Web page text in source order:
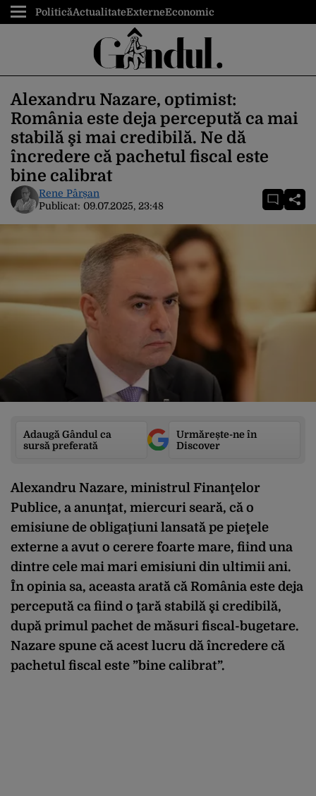
PoliticăActualitateExterneEconomic
Alexandru Nazare, optimist:
România este deja percepută ca mai
stabilă şi mai credibilă. Ne dă
încredere că pachetul fiscal este
bine calibrat
Rene Pârșan
Publicat: 09.07.2025, 23:48
Adaugă Gândul ca
sursă preferată
Urmărește-ne în
Discover
Alexandru Nazare, ministrul Finanţelor
Publice, a anunţat, miercuri seară, că o
emisiune de obligaţiuni lansată pe pieţele
externe a avut o cerere foarte mare, fiind una
dintre cele mai mari emisiuni din ultimii ani.
În opinia sa, aceasta arată că România este deja
percepută ca fiind o ţară stabilă şi credibilă,
după primul pachet de măsuri fiscal-bugetare.
Nazare spune că acest lucru dă încredere că
pachetul fiscal este ”bine calibrat”.